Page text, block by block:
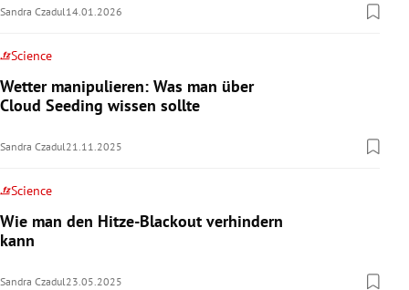
Sandra Czadul14.01.2026
Science
Wetter manipulieren: Was man über
Cloud Seeding wissen sollte
Sandra Czadul21.11.2025
Science
Wie man den Hitze-Blackout verhindern
kann
Sandra Czadul23.05.2025